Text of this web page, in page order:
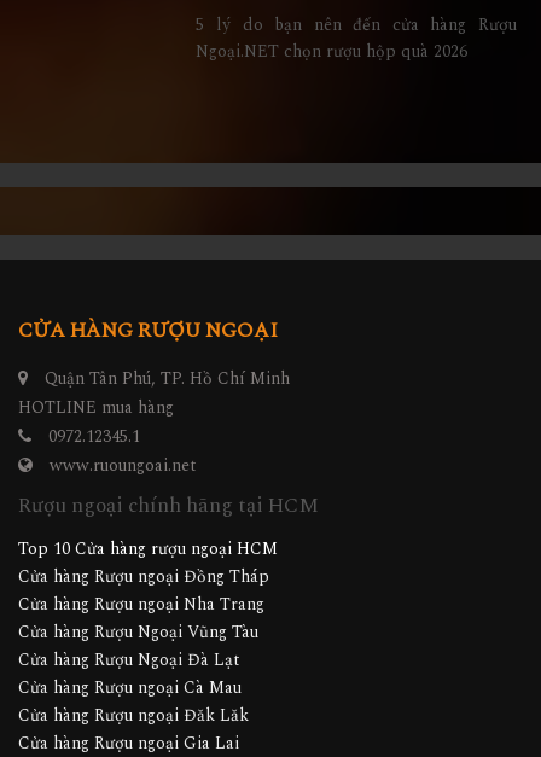
5 lý do bạn nên đến cửa hàng Rượu
Ngoại.NET chọn rượu hộp quà 2026
CỬA HÀNG RƯỢU NGOẠI
Quận Tân Phú, TP. Hồ Chí Minh
HOTLINE mua hàng
0972.12345.1
www.ruoungoai.net
Rượu ngoại chính hãng tại HCM
Top 10 Cửa hàng rượu ngoại HCM
Cửa hàng Rượu ngoại Đồng Tháp
Cửa hàng Rượu ngoại Nha Trang
Cửa hàng Rượu Ngoại Vũng Tàu
Cửa hàng Rượu Ngoại Đà Lạt
Cửa hàng Rượu ngoại Cà Mau
Cửa hàng Rượu ngoại Đăk Lăk
Cửa hàng Rượu ngoại Gia Lai